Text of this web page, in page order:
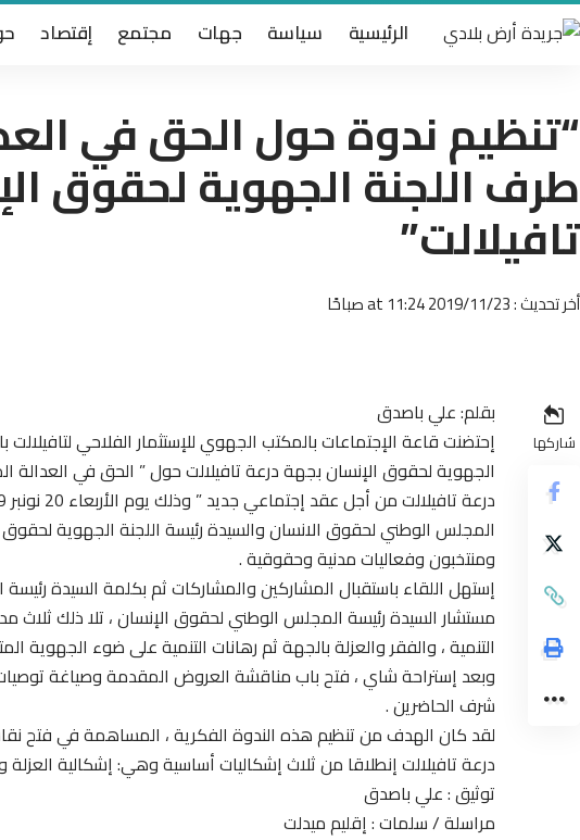
الرئيسية سياسة جهات مجتمع إقتصاد
“تنظيم ندوة حول الحق في
طرف اللجنة الجهوية لحقوق
تافيلالت”
أخر تحديث : 2019/11/23 at 11:24 صباحًا
شاركها
بقلم: علي باصدق
إحتضنت قاعة الإجتماعات بالمكتب الجهوي للإستثمار الفلاحي
الجهوية لحقوق الإنسان بجهة درعة تافيلالت حول ” الحق في
المجلس الوطني لحقوق الانسان والسيدة رئيسة اللجنة الجهوية
ومنتخبون وفعاليات مدنية وحقوقية .
إستهل اللقاء باستقبال المشاركين والمشاركات ثم بكلمة السيدة
مستشار السيدة رئيسة المجلس الوطني لحقوق الإنسان ، تلا ذلك ثلاث
التنمية ، والفقر والعزلة بالجهة ثم رهانات التنمية على ضوء الجهوية
وبعد إستراحة شاي ، فتح باب مناقشة العروض المقدمة وصياغة توصيات
شرف الحاضرين .
لقد كان الهدف من تنظيم هذه الندوة الفكرية ، المساهمة في فتح
درعة تافيلالت إنطلاقا من ثلاث إشكاليات أساسية وهي: إشكالية
توثيق : علي باصدق
مراسلة / سلمات : إقليم ميدلت